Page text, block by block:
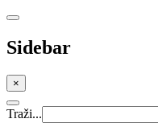
Sidebar
×
Traži...